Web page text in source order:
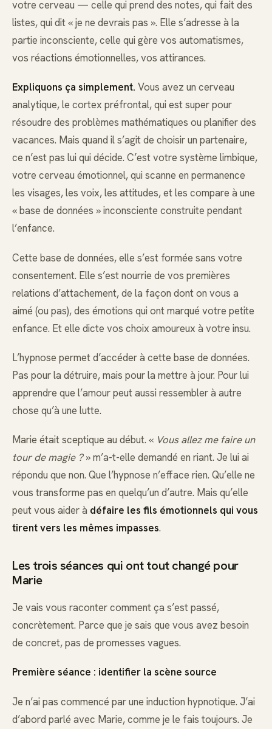
votre cerveau — celle qui prend des notes, qui fait des
listes, qui dit « je ne devrais pas ». Elle s’adresse à la
partie inconsciente, celle qui gère vos automatismes,
vos réactions émotionnelles, vos attirances.
Expliquons ça simplement. Vous avez un cerveau
analytique, le cortex préfrontal, qui est super pour
résoudre des problèmes mathématiques ou planifier des
vacances. Mais quand il s’agit de choisir un partenaire,
ce n’est pas lui qui décide. C’est votre système limbique,
votre cerveau émotionnel, qui scanne en permanence
les visages, les voix, les attitudes, et les compare à une
« base de données » inconsciente construite pendant
l’enfance.
Cette base de données, elle s’est formée sans votre
consentement. Elle s’est nourrie de vos premières
relations d’attachement, de la façon dont on vous a
aimé (ou pas), des émotions qui ont marqué votre petite
enfance. Et elle dicte vos choix amoureux à votre insu.
L’hypnose permet d’accéder à cette base de données.
Pas pour la détruire, mais pour la mettre à jour. Pour lui
apprendre que l’amour peut aussi ressembler à autre
chose qu’à une lutte.
Marie était sceptique au début. « Vous allez me faire un
tour de magie ?» m’a-t-elle demandé en riant. Je lui ai
répondu que non. Que l’hypnose n’efface rien. Qu’elle ne
vous transforme pas en quelqu’un d’autre. Mais qu’elle
peut vous aider à défaire les fils émotionnels qui vous
tirent vers les mêmes impasses.
Les trois séances qui ont tout changé pour
Marie
Je vais vous raconter comment ça s’est passé,
concrètement. Parce que je sais que vous avez besoin
de concret, pas de promesses vagues.
Première séance : identifier la scène source
Je n’ai pas commencé par une induction hypnotique. J’ai
d’abord parlé avec Marie, comme je le fais toujours. Je